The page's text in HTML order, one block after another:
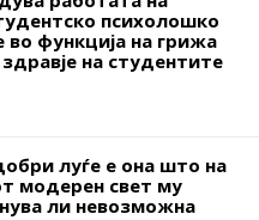
психолошко
во функција на грижа
на студентите
луѓе е она што на
модерен свет му
ли невозможна